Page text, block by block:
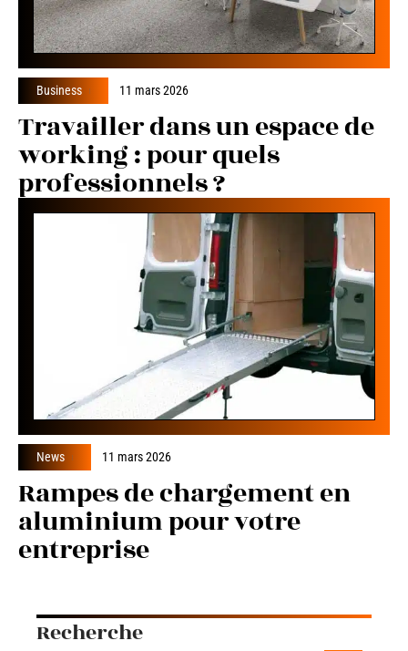
Business 11 mars 2026
Travailler dans un espace de
working : pour quels
professionnels ?
News 11 mars 2026
Rampes de chargement en
aluminium pour votre
entreprise
Recherche